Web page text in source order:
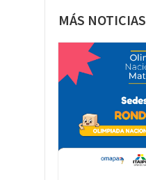
MÁS NOTICIAS